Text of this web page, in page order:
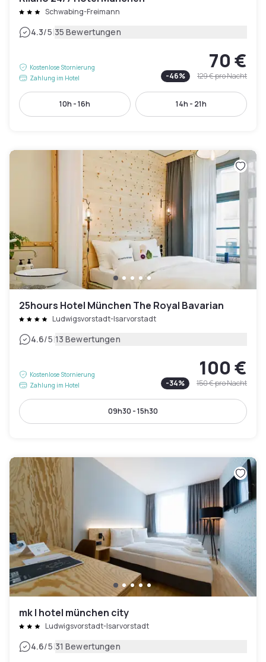
Schwabing-Freimann
4.3/5|35 Bewertungen
Kostenlose Stornierung
Zahlung im Hotel
70 €
-46% 129 €pro Nacht
10h - 16h 14h - 21h
25hours Hotel München The Royal Bavarian
Ludwigsvorstadt-Isarvorstadt
4.6/5|13 Bewertungen
Kostenlose Stornierung
Zahlung im Hotel
100 €
-34% 150 €pro Nacht
09h30 - 15h30
mk | hotel münchen city
Ludwigsvorstadt-Isarvorstadt
4.6/5|31 Bewertungen